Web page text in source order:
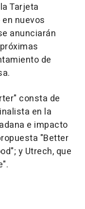
Tarjeta
nuevos
anunciarán
de
consta de
en la
e impacto
"Better
y Utrech, que